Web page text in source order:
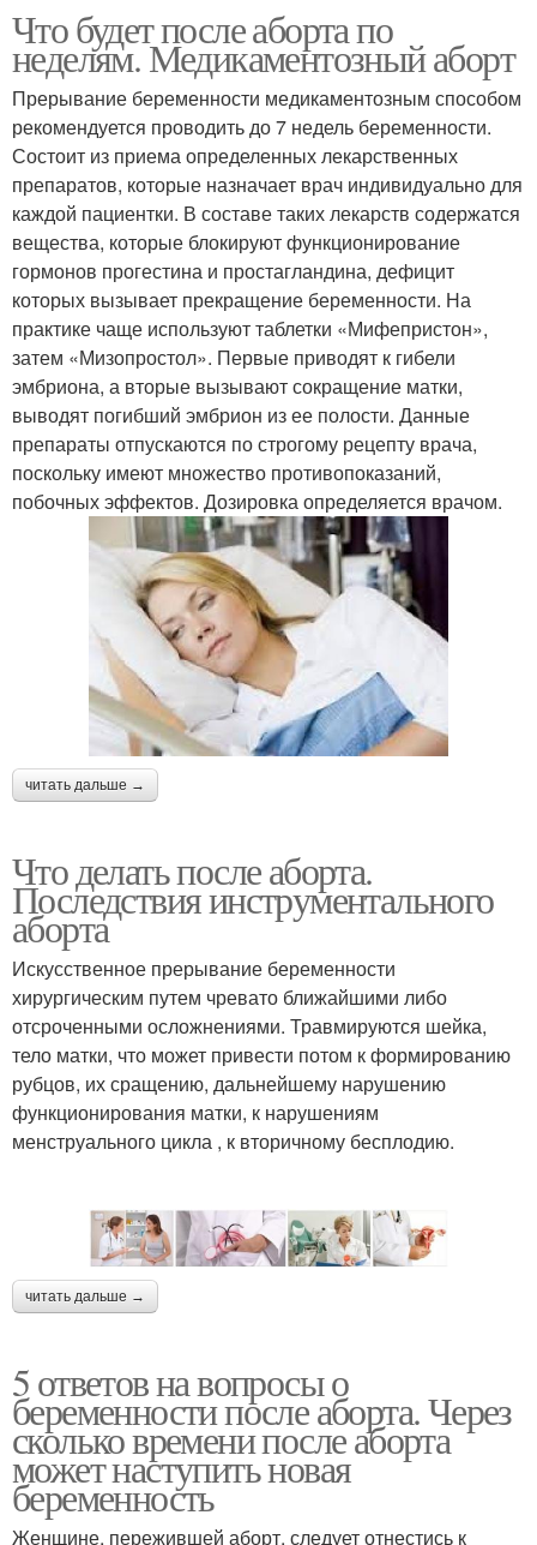
Что будет после аборта по
неделям. Медикаментозный аборт
Прерывание беременности медикаментозным способом
рекомендуется проводить до 7 недель беременности.
Состоит из приема определенных лекарственных
препаратов, которые назначает врач индивидуально для
каждой пациентки. В составе таких лекарств содержатся
вещества, которые блокируют функционирование
гормонов прогестина и простагландина, дефицит
которых вызывает прекращение беременности. На
практике чаще используют таблетки «Мифепристон»,
затем «Мизопростол». Первые приводят к гибели
эмбриона, а вторые вызывают сокращение матки,
выводят погибший эмбрион из ее полости. Данные
препараты отпускаются по строгому рецепту врача,
поскольку имеют множество противопоказаний,
побочных эффектов. Дозировка определяется врачом.
читать дальше →
Что делать после аборта.
Последствия инструментального
аборта
Искусственное прерывание беременности
хирургическим путем чревато ближайшими либо
отсроченными осложнениями. Травмируются шейка,
тело матки, что может привести потом к формированию
рубцов, их сращению, дальнейшему нарушению
функционирования матки, к нарушениям
менструального цикла , к вторичному бесплодию.
читать дальше →
5 ответов на вопросы о
беременности после аборта. Через
сколько времени после аборта
может наступить новая
беременность
Женщине, пережившей аборт, следует отнестись к